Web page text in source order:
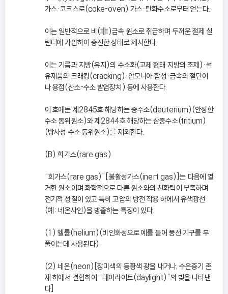
가스ㆍ코크스로(coke-oven) 가스ㆍ탄화수소로부터 얻는다.
이는 일반적으로 비(非)금속 원소로 취급하며 두꺼운 철제 실
린더에 가압하여 충전한 상태로 제시한다.
이는 기름과 지방(유지)의 수소화(고체 형태 지방의 조제)ㆍ석
유제품의 크래킹(cracking)ㆍ암모니아 합성ㆍ금속의 절단이
나 용접(산소-수소 발염장치) 등에 사용한다.
이 호에는 제2845호 해당하는 중수소(deuterium)(안정한
수소 동위원소)와 제2844호 해당하는 삼중수소(tritium)
(방사성 수소 동위원소)를 제외한다.
(B) 희가스(rare gas)
“희가스(rare gas)”[불활성가스(inert gas)]는 다음에 열
거한 원소이며 화학적으로 다른 원소와의 친화력이 부족하며
전기적 성질이 있고 특히 고압의 방전 작용 하에서 유색광선
(예: 네온사인)을 방출하는 특징이 있다.
(1) 헬륨(helium)(비인화성으로 예를 들어 풍선 기구를 부
풀이는데 사용된다)
(2) 네온(neon)[장미색의 등황색 광을 내거나, 수은증기 존
재 하에서 결합하여 “데이라이트(daylight)”의 빛을 나타낸
다]